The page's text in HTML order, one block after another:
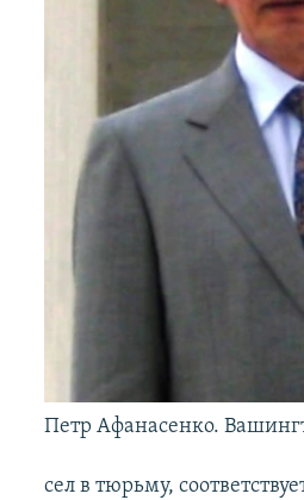
Петр Афанасенко.
сел в тюрьму,